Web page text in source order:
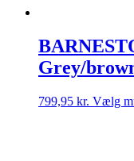
Grey/
799,95 kr. Vælg